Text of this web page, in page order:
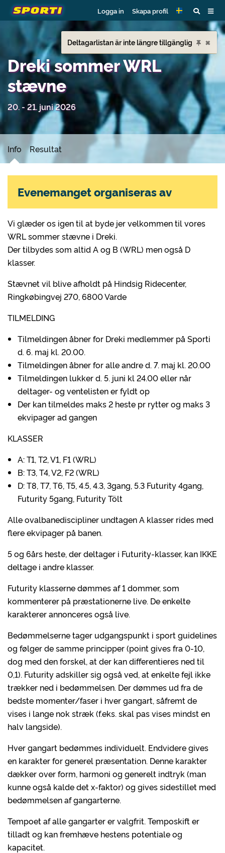
Logga in Skapa profil
Dreki sommer WRL
stævne
20. - 21. juni 2026
Info Resultat
Vi glæder os igen til at byde jer velkommen til vores
WRL sommer stævne i Dreki.
Der tilbydes som altid A og B (WRL) men også D
klasser.
Stævnet vil blive afholdt på Hindsig Ridecenter,
Ringkøbingvej 270, 6800 Varde
TILMELDING
Tilmeldingen åbner for Dreki medlemmer på Sporti
d. 6. maj kl. 20.00.
Tilmeldingen åbner for alle andre d. 7. maj kl. 20.00
Tilmeldingen lukker d. 5. juni kl 24.00 eller når
deltager- og ventelisten er fyldt op
Der kan tilmeldes maks 2 heste pr rytter og maks 3
ekvipager ad gangen
KLASSER
A: T1, T2, V1, F1 (WRL)
B: T3, T4, V2, F2 (WRL)
D: T8, T7, T6, T5, 4.5, 4.3, 3gang, 5.3 Futurity 4gang,
Futurity 5gang, Futurity Tölt
Alle ovalbanediscipliner undtagen A klasser rides med
flere ekvipager på banen.
5 og 6års heste, der deltager i Futurity-klasser, kan IKKE
deltage i andre klasser.
Futurity klasserne dømmes af 1 dommer, som
kommenterer på præstationerne live. De enkelte
karakterer annonceres også live.
Bedømmelserne tager udgangspunkt i sport guidelines
og følger de samme principper (point gives fra 0-10,
dog med den forskel, at der kan differentieres ned til
0,1). Futurity adskiller sig også ved, at enkelte fejl ikke
trækker ned i bedømmelsen. Der dømmes ud fra de
bedste momenter/faser i hver gangart, såfremt de
vises i lange nok stræk (f.eks. skal pas vises mindst en
halv langside).
Hver gangart bedømmes individuelt. Endvidere gives
en karakter for generel præsentation. Denne karakter
dækker over form, harmoni og generelt indtryk (man
kunne også kalde det x-faktor) og gives sidestillet med
bedømmelsen af gangarterne.
Tempoet af alle gangarter er valgfrit. Temposkift er
tilladt og kan fremhæve hestens potentiale og
kapacitet.
Evenemanget organiseras av
Deltagarlistan är inte längre tillgänglig ×